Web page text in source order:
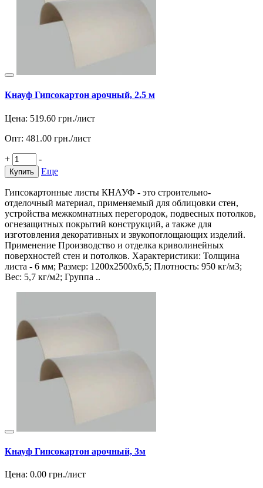
Кнауф Гипсокартон арочный, 2.5 м
Цена: 519.60 грн./лист
Опт: 481.00 грн./лист
+ -
Купить Еще
Гипсокартонные листы КНАУФ - это строительно-
отделочный материал, применяемый для облицовки стен,
устройства межкомнатных перегородок, подвесных потолков,
огнезащитных покрытий конструкций, а также для
изготовления декоративных и звукопоглощающих изделий.
Применение Производство и отделка криволинейных
поверхностей стен и потолков. Характеристики: Толщина
листа - 6 мм; Размер: 1200х2500х6,5; Плотность: 950 кг/м3;
Вес: 5,7 кг/м2; Группа ..
Кнауф Гипсокартон арочный, 3м
Цена: 0.00 грн./лист